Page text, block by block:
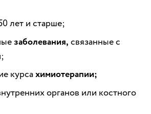
лет и старше;
заболевания, связанные с
курсахимиотерапии;
органов или костного